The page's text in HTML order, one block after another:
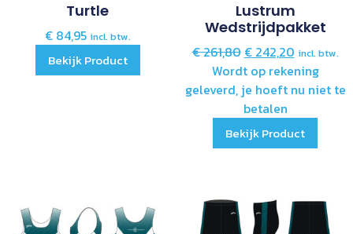
Turtle
€84,95 incl. btw.
Bekijk Product
Lustrum
Wedstrijdpakket
€261,80 €242,20 incl. btw.
Wordt op rekening
geleverd, je hoeft nu niet te
betalen
Bekijk Product